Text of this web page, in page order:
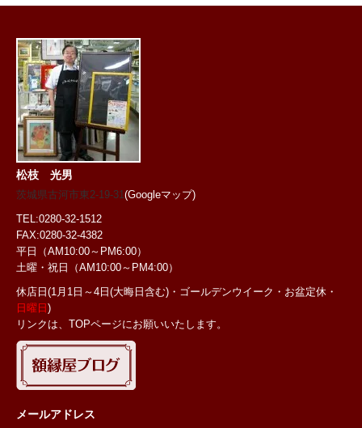
松枝 光男
茨城県古河市東2-19-31(Googleマップ)
TEL:0280-32-1512
FAX:0280-32-4382
平日（AM10:00～PM6:00）
土曜・祝日
（AM10:00～PM4:00）
休店日(1月1日～4日(大晦日含む)・ゴールデンウイーク・お盆定休・
日曜日 )
リンクは、TOPページにお願いいたします。
メールアドレス